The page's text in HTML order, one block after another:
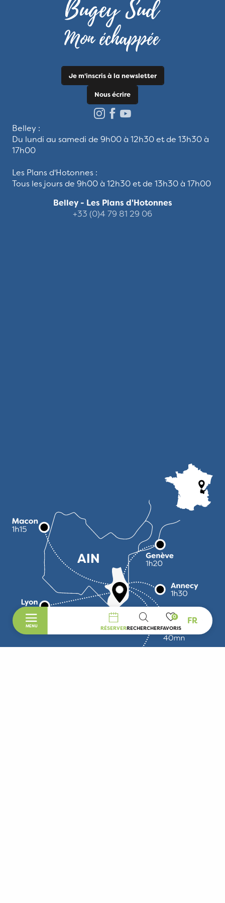
MENU RÉSERVERRECHERCHER
RECHERCHE
0
FAVORIS
FR
Je m'inscris à la newsletter
Nous écrire
Belley :
Du lundi au samedi de 9h00 à 12h30 et de 13h30 à
17h00
Les Plans d'Hotonnes :
Tous les jours de 9h00 à 12h30 et de 13h30 à 17h00
Belley - Les Plans d'Hotonnes
+33 (0)4 79 81 29 06